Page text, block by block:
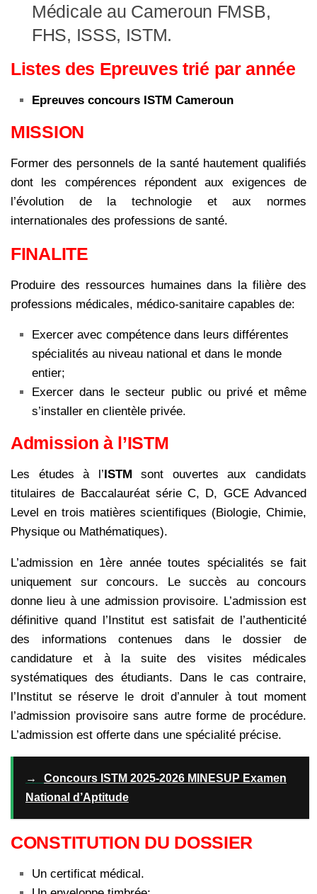
Médicale au Cameroun FMSB,
FHS, ISSS, ISTM.
Listes des Epreuves trié par année
Epreuves concours ISTM Cameroun
MISSION
Former des personnels de la santé hautement qualifiés
dont les compérences répondent aux exigences de
l’évolution de la technologie et aux normes
internationales des professions de santé.
FINALITE
Produire des ressources humaines dans la filière des
professions médicales, médico-sanitaire capables de:
Exercer avec compétence dans leurs différentes
spécialités au niveau national et dans le monde
entier;
Exercer dans le secteur public ou privé et même
s’installer en clientèle privée.
Admission à l’ISTM
Les études à l’ ISTM
sont ouvertes aux candidats
titulaires de Baccalauréat série C, D, GCE Advanced
Level en trois matières scientifiques (Biologie, Chimie,
Physique ou Mathématiques).
L’admission en 1ère année toutes spécialités se fait
uniquement sur concours. Le succès au concours
donne lieu à une admission provisoire. L’admission est
définitive quand l’Institut est satisfait de l’authenticité
des informations contenues dans le dossier de
candidature et à la suite des visites médicales
systématiques des étudiants. Dans le cas contraire,
l’Institut se réserve le droit d’annuler à tout moment
l’admission provisoire sans autre forme de procédure.
L’admission est offerte dans une spécialité précise.
→
Concours ISTM 2025-2026 MINESUP Examen
National d’Aptitude
CONSTITUTION DU DOSSIER
Un certificat médical.